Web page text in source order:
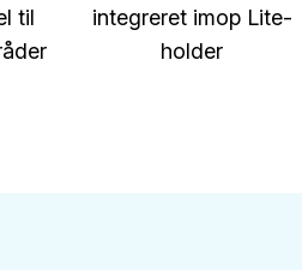
til
integreret imop Lite-
holder